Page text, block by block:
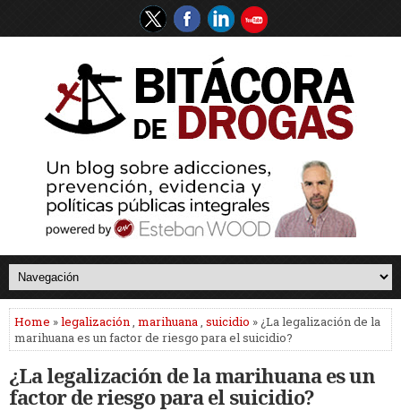
Home »legalización, marihuana, suicidio » ¿La legalización de la
marihuana es un factor de riesgo para el suicidio?
¿La legalización de la marihuana es un
factor de riesgo para el suicidio?